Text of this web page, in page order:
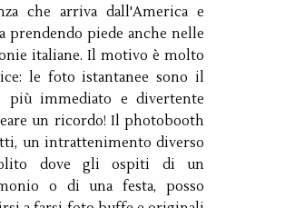
che arriva dall'America e
prendendo piede anche nelle
italiane. Il motivo è molto
le foto istantanee sono il
più immediato e divertente
un ricordo! Il photobooth
un intrattenimento diverso
dove gli ospiti di un
o di una festa, posso